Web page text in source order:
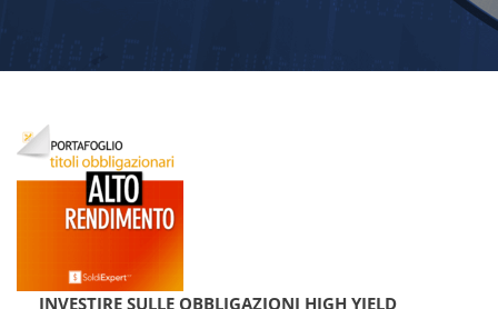
INVESTIRE SULLE OBBLIGAZIONI HIGH YIELD